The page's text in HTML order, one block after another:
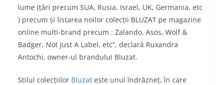
lume (țări precum SUA, Rusia, Israel, UK, Germania, etc
) precum și listarea noilor colecții BLUZAT pe magazine
online multi-brand precum : Zalando, Asos, Wolf &
Badger, Not Just A Label, etc”, declară Ruxandra
Antochi, owner-ul brandului Bluzat.
Stilul colecțiilor Bluzat este unul îndrăzneț, în care